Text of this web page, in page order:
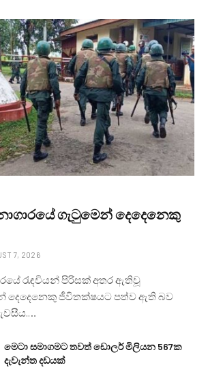
ගැටුමෙන් දෙදෙනෙකු
7, 2026
රැඳවියන් පිරිසක් අතර ඇතිවූ
ජීවිතක්ෂයට පත්ව ඇති බව
මෙටා සමාගමට තවත් ඩොලර් මිලියන 567ක
දැවැන්ත දඩයක්